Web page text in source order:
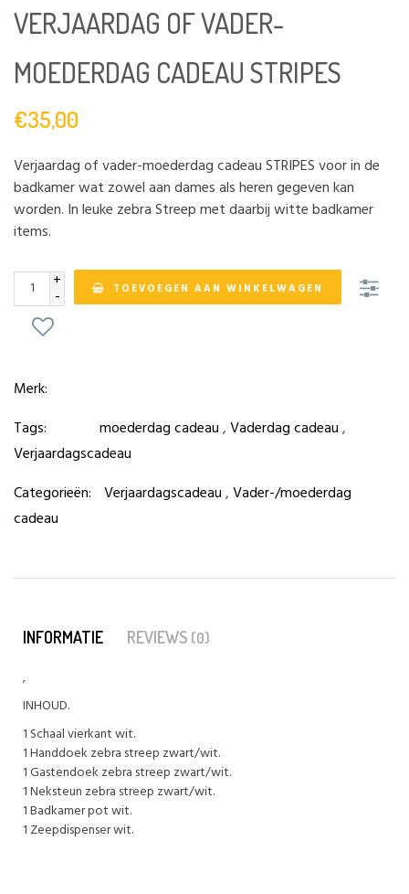
VERJAARDAG OF VADER-
MOEDERDAG CADEAU STRIPES
€35,00
Verjaardag of vader-moederdag cadeau STRIPES voor in de
badkamer wat zowel aan dames als heren gegeven kan
worden. In leuke zebra Streep met daarbij witte badkamer
items.
+
- TOEVOEGEN AAN WINKELWAGEN
Merk:
Tags:
moederdag cadeau,Vaderdag cadeau,
Verjaardagscadeau
Categorieën: Verjaardagscadeau,Vader-/moederdag
cadeau
INFORMATIE REVIEWS (0)
,
INHOUD.
1 Schaal vierkant wit.
1 Handdoek zebra streep zwart/wit.
1 Gastendoek zebra streep zwart/wit.
1 Neksteun zebra streep zwart/wit.
1 Badkamer pot wit.
1 Zeepdispenser wit.